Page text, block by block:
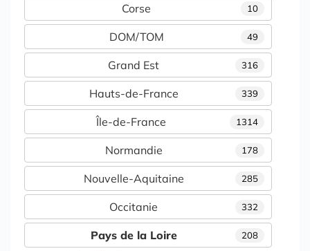
10
Corse
49
DOM/TOM
316
Grand Est
339
Hauts-de-France
1314
Île-de-France
178
Normandie
285
Nouvelle-Aquitaine
332
Occitanie
208
Pays de la Loire